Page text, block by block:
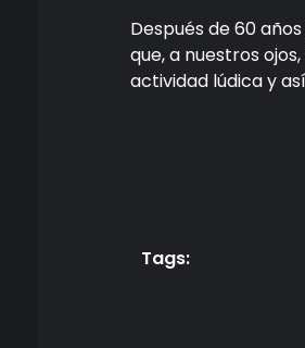
Después de 60
que, a nuestros
actividad lúdica y
Tags: